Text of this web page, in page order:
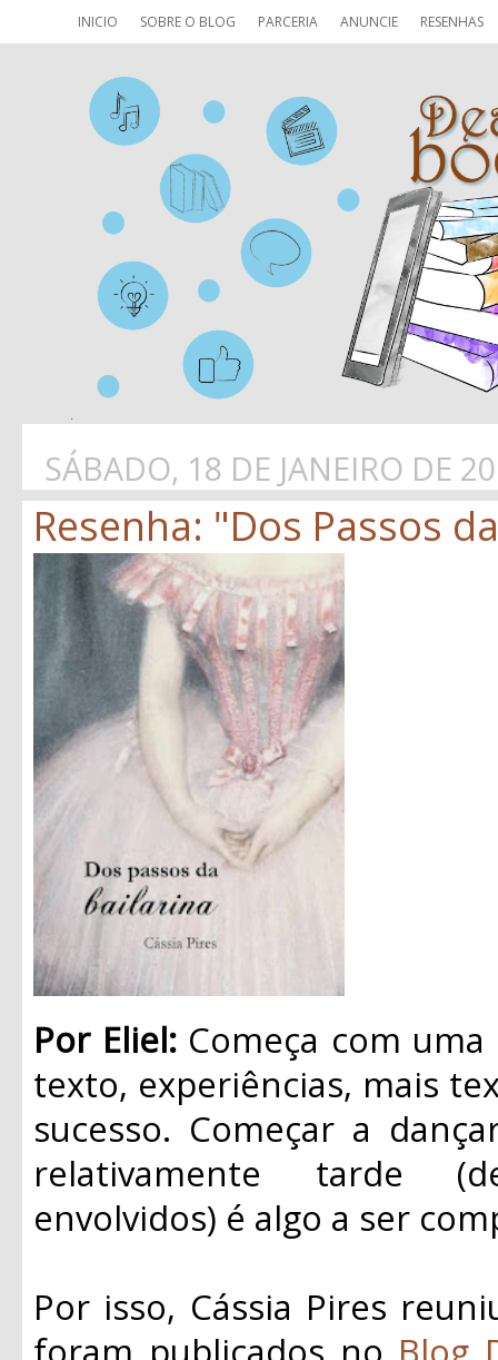
INICIO SOBRE O BLOG PARCERIA ANUNCIE RESENHAS
SÁBADO, 18 DE JANEIRO DE
Resenha: "Dos Passos
Por Eliel:Começa com
texto, experiências, mais
sucesso. Começar a
relativamente tarde
envolvidos) é algo a ser
Por isso, Cássia Pires
foram publicados no Blog